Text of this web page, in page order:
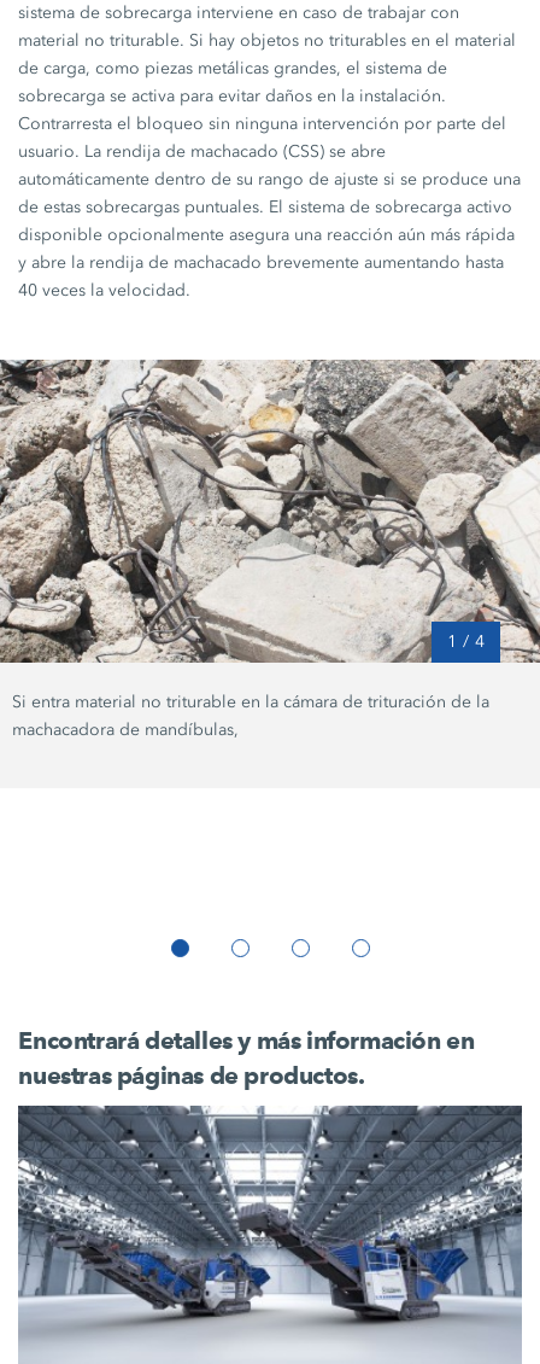
sistema de sobrecarga interviene en caso de trabajar con
material no triturable. Si hay objetos no triturables en el material
de carga, como piezas metálicas grandes, el sistema de
sobrecarga se activa para evitar daños en la instalación.
Contrarresta el bloqueo sin ninguna intervención por parte del
usuario. La rendija de machacado (CSS) se abre
automáticamente dentro de su rango de ajuste si se produce una
de estas sobrecargas puntuales. El sistema de sobrecarga activo
disponible opcionalmente asegura una reacción aún más rápida
y abre la rendija de machacado brevemente aumentando hasta
40 veces la velocidad.
1 / 4
Si entra material no triturable en la cámara de trituración de la
machacadora de mandíbulas,
Encontrará detalles y más información en
nuestras páginas de productos.